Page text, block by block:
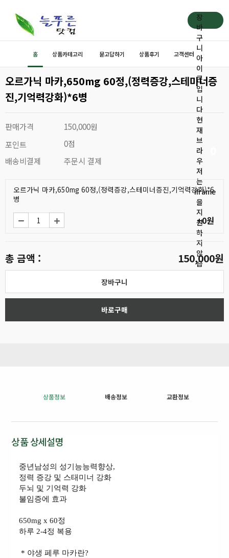
장
바
구
니
아
이
콘
입
니
다
현
재
브
라
우
저
는
iframe
을
지
원
하
지
않
습
니
홈 상품카테고리 묻고답하기 상품후기 고객센터
오르가닉 마카,650mg 60정,(정력증강,스테미너증
진,기억력강화)*6병
판매가격
150,000원
포인트
0점
배송비결제
주문시 결제
오르가닉 마카,650mg 60정,(정력증강,스테미너증진,기억력강화)*6
병
+0원
총 금액 : 150,000원
장바구니
바로구매
상품정보 배송정보 교환정보
상품 상세설명
중년남성의 성기능능력향상,
정력 증강 및 스태미너 강화
두뇌 및 기억력 강화
불임증에 효과
650mg x 60정
하루 2-4정 복용
* 야생 페루 마카란?